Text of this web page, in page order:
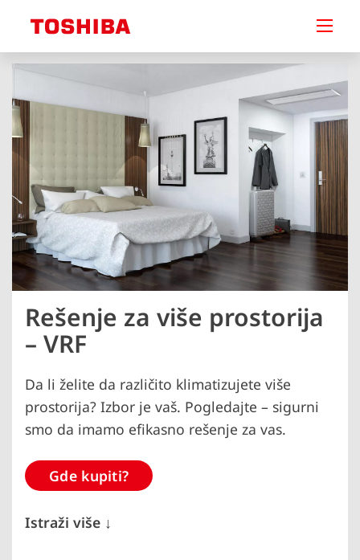
Rešenje za više prostorija
– VRF
Da li želite da različito klimatizujete više
prostorija? Izbor je vaš. Pogledajte – sigurni
smo da imamo efikasno rešenje za vas.
Gde kupiti?
Istraži više ↓